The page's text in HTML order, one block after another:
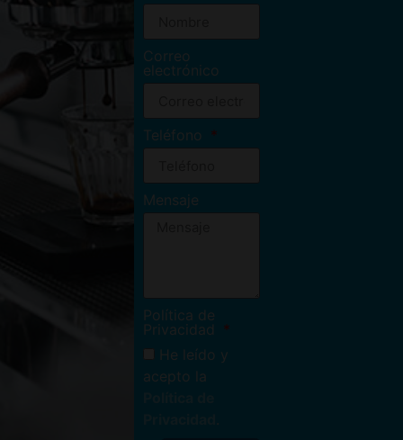
Correo
electrónico
Teléfono
Mensaje
Política de
Privacidad
He leído y
acepto la